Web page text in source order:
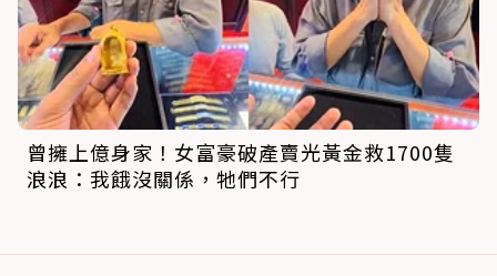
曾擁上億身家！女富豪破產賣光黃金救1700隻
浪浪：我餓沒關係，牠們不行